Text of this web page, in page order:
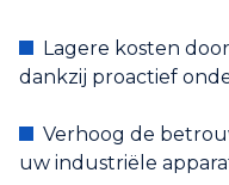
Lagere kosten
dankzij proactief
Verhoog de
uw industriële